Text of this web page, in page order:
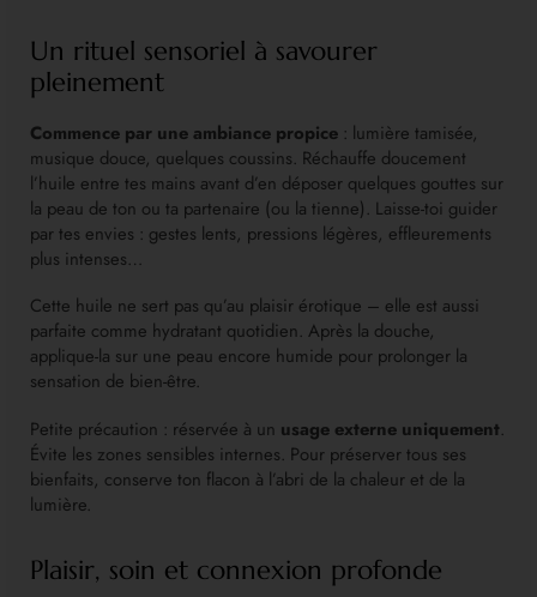
Un rituel sensoriel à savourer
pleinement
Commence par une ambiance propice : lumière tamisée,
musique douce, quelques coussins. Réchauffe doucement
l’huile entre tes mains avant d’en déposer quelques gouttes sur
la peau de ton ou ta partenaire (ou la tienne). Laisse-toi guider
par tes envies : gestes lents, pressions légères, effleurements
plus intenses…
Cette huile ne sert pas qu’au plaisir érotique – elle est aussi
parfaite comme hydratant quotidien. Après la douche,
applique-la sur une peau encore humide pour prolonger la
sensation de bien-être.
Petite précaution : réservée à un usage externe uniquement.
Évite les zones sensibles internes. Pour préserver tous ses
bienfaits, conserve ton flacon à l’abri de la chaleur et de la
lumière.
Plaisir, soin et connexion profonde